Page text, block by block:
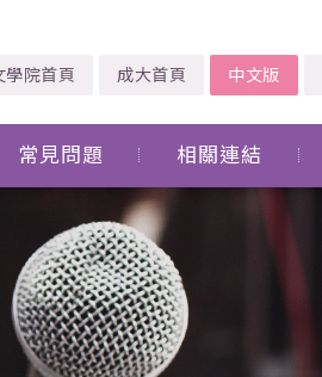
學院首頁 成大首頁 中文版
常見問題 相關連結